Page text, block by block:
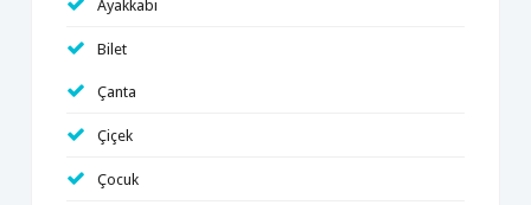
Ayakkabı
Bilet
Çanta
Çiçek
Çocuk